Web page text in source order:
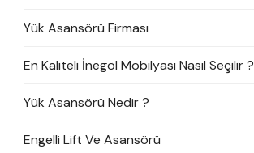
Yük Asansörü Firması
En Kaliteli İnegöl Mobilyası Nasıl Seçilir ?
Yük Asansörü Nedir ?
Engelli Lift Ve Asansörü